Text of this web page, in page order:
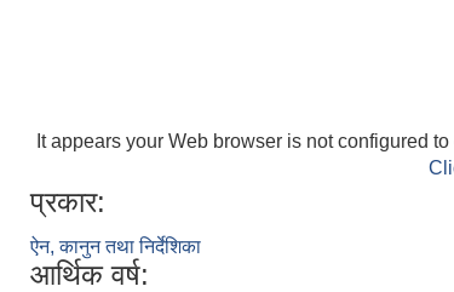
It appears your Web browser is not configured
प्रकार:
ऐन, कानुन तथा निर्देशिका
आर्थिक वर्ष: